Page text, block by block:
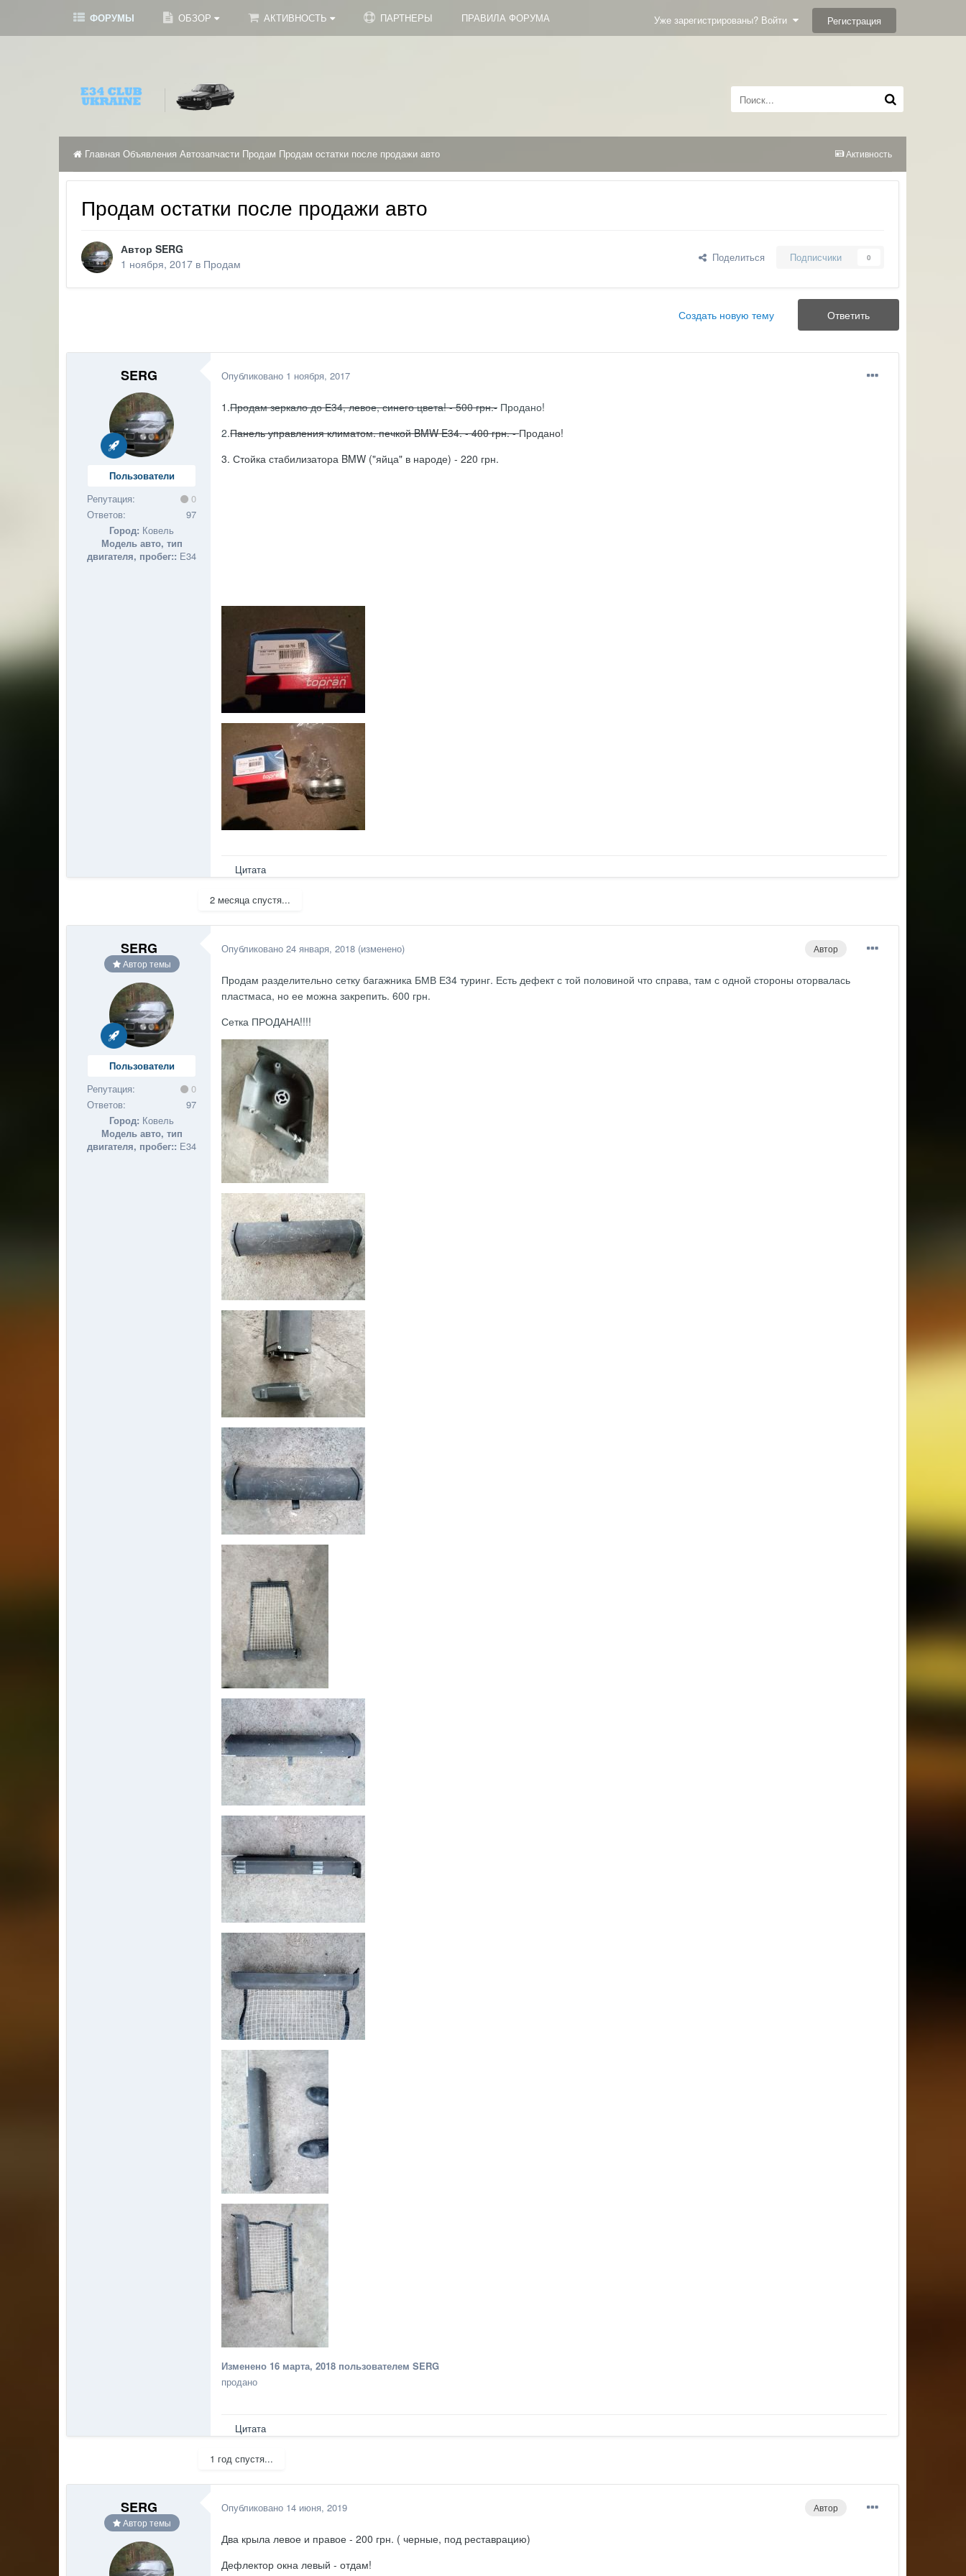
ФОРУМЫ ОБЗОР АКТИВНОСТЬ ПАРТНЕРЫ ПРАВИЛА ФОРУМА Уже зарегистрированы? Войти Регистрация
Активность
Главная Объявления Автозапчасти Продам Продам остатки после продажи авто
Продам остатки после продажи авто
АвторSERG
1 ноября, 2017 в Продам Поделиться Подписчики 0
Ответить
Создать новую тему
SERG
Пользователи
Репутация:
0
Ответов:
97
Город: Ковель
Модель авто, тип
двигателя, пробег:: Е34
Опубликовано 1 ноября, 2017
1.Продам зеркало до Е34, левое, синего цвета! - 500 грн.- Продано!
2.Панель управления климатом. печкой BMW E34. - 400 грн. -Продано!
3. Стойка стабилизатора BMW ("яйца" в народе) - 220 грн.
Цитата
2 месяца спустя...
SERG
Автор темы
Пользователи
Репутация:
0
Ответов:
97
Город: Ковель
Модель авто, тип
двигателя, пробег:: Е34
Автор
Опубликовано24 января, 2018 (изменено)
Продам разделительно сетку багажника БМВ Е34 туринг. Есть дефект с той половиной что справа, там с одной стороны оторвалась
пластмаса, но ее можна закрепить. 600 грн.
Сетка ПРОДАНА!!!!
Изменено 16 марта, 2018 пользователем SERG
продано
Цитата
1 год спустя...
SERG
Автор темы
Автор
Опубликовано 14 июня, 2019
Два крыла левое и правое - 200 грн. ( черные, под реставрацию)
Дефлектор окна левый - отдам!